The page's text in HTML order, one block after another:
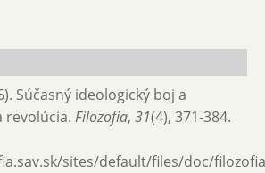
Súčasný ideologický boj a
revolúcia. Filozofia, 31(4), 371-384.
sites/default/files/doc/